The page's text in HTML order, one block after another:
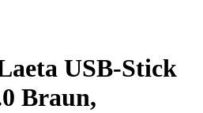
USB-Stick
Braun,